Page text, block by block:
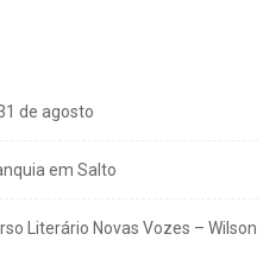
de agosto
em Salto
Literário Novas Vozes – Wilson